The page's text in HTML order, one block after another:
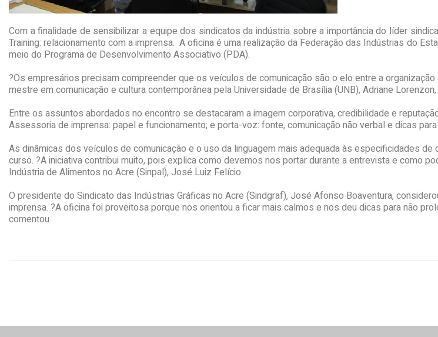
Com a finalidade de sensibilizar a equipe dos sindicatos da indústria sobre a importância do líder
Training: relacionamento com a imprensa. A oficina é uma realização da Federação das Indústrias do
meio do Programa de Desenvolvimento Associativo (PDA).
?Os empresários precisam compreender que os veículos de comunicação são o elo entre a
mestre em comunicação e cultura contemporânea pela Universidade de Brasília (UNB), Adriane
Entre os assuntos abordados no encontro se destacaram a imagem corporativa, credibilidade e
Assessoria de imprensa: papel e funcionamento; e porta-voz: fonte, comunicação não verbal e dicas
As dinâmicas dos veículos de comunicação e o uso da linguagem mais adequada às especificidades
curso. ?A iniciativa contribui muito, pois explica como devemos nos portar durante a entrevista e como
Indústria de Alimentos no Acre (Sinpal), José Luiz Felício.
O presidente do Sindicato das Indústrias Gráficas no Acre (Sindgraf), José Afonso Boaventura,
imprensa. ?A oficina foi proveitosa porque nos orientou a ficar mais calmos e nos deu dicas para não
comentou.